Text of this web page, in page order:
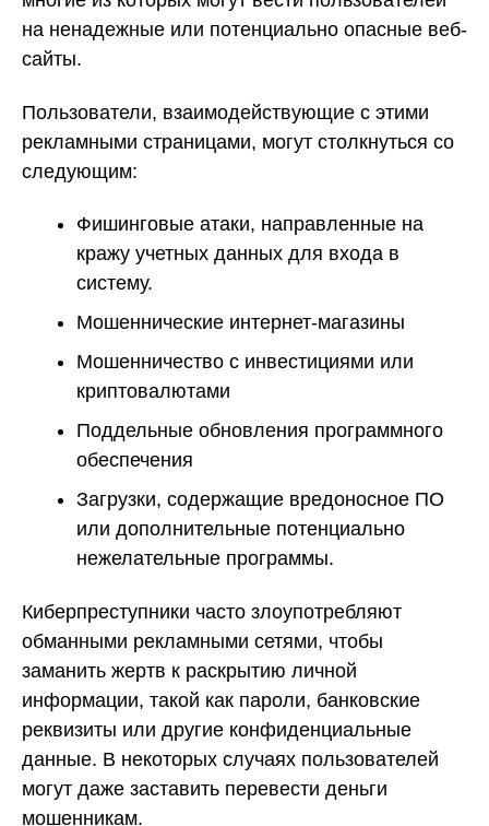
на ненадежные или потенциально опасные веб-
сайты.
Пользователи, взаимодействующие с этими
рекламными страницами, могут столкнуться со
следующим:
Фишинговые атаки, направленные на
кражу учетных данных для входа в
систему.
Мошеннические интернет-магазины
Мошенничество с инвестициями или
криптовалютами
Поддельные обновления программного
обеспечения
Загрузки, содержащие вредоносное ПО
или дополнительные потенциально
нежелательные программы.
Киберпреступники часто злоупотребляют
обманными рекламными сетями, чтобы
заманить жертв к раскрытию личной
информации, такой как пароли, банковские
реквизиты или другие конфиденциальные
данные. В некоторых случаях пользователей
могут даже заставить перевести деньги
мошенникам.